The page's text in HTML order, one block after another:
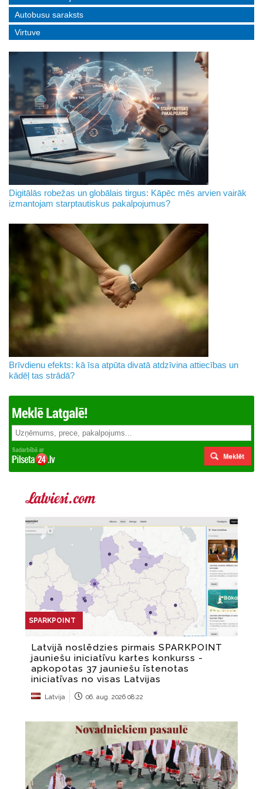
Autobusu saraksts
Virtuve
Digitālās robežas un globālais tirgus: Kāpēc mēs arvien vairāk
izmantojam starptautiskus pakalpojumus?
Brīvdienu efekts: kā īsa atpūta divatā atdzīvina attiecības un
kādēļ tas strādā?